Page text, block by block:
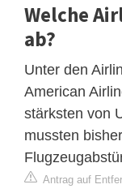
Welche
ab?
Unter den
American
stärksten von
mussten
Antrag auf